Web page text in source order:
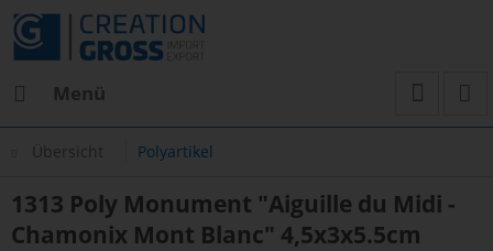
Menü
Übersicht Polyartikel
1313 Poly Monument "Aiguille du Midi -
Chamonix Mont Blanc" 4,5x3x5.5cm